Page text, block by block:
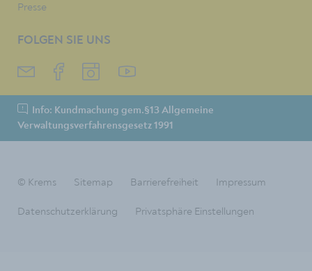
Presse
FOLGEN SIE UNS
Info: Kundmachung gem.§13 Allgemeine
Verwaltungsverfahrensgesetz 1991
© Krems Sitemap Barrierefreiheit Impressum
Datenschutzerklärung Privatsphäre Einstellungen